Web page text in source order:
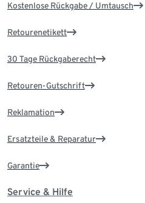
Kostenlose Rückgabe / Umtausch
Retourenetikett
30 Tage Rückgaberecht
Retouren-Gutschrift
Reklamation
Ersatzteile & Reparatur
Garantie
Service & Hilfe